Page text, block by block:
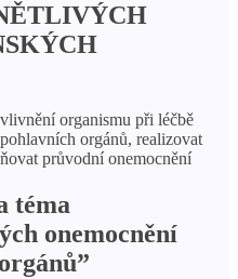
organismu při léčbě
orgánů, realizovat
průvodní onemocnění
téma
onemocnění